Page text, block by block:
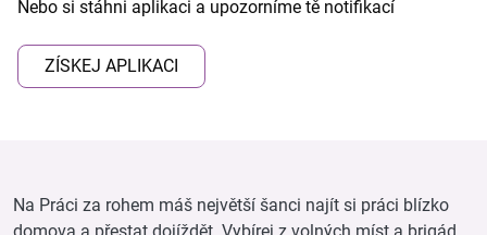
Nebo si stáhni aplikaci a upozorníme tě notifikací
ZÍSKEJ APLIKACI
Na Práci za rohem máš největší šanci najít si práci blízko
domova a přestat dojíždět. Vybírej z volných míst a brigád